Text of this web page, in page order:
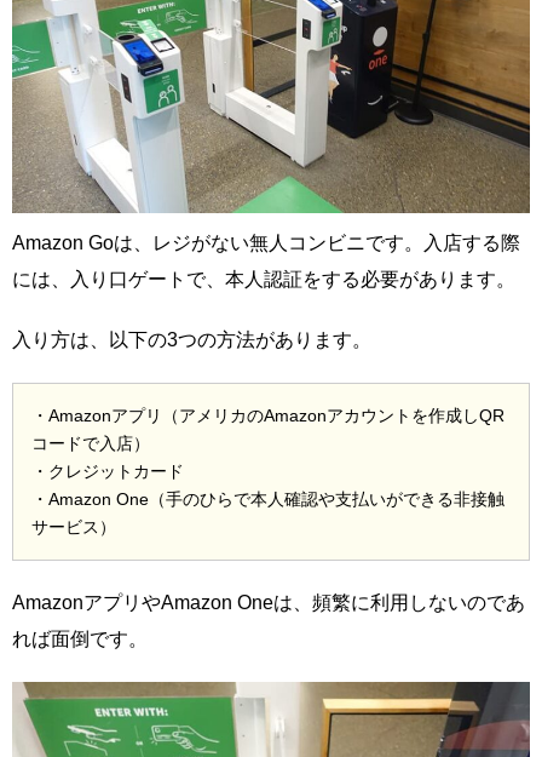
Amazon Goは、レジがない無人コンビニです。入店する際
には、入り口ゲートで、本人認証をする必要があります。
入り方は、以下の3つの方法があります。
・Amazonアプリ（アメリカのAmazonアカウントを作成しQR
コードで入店）
・クレジットカード
・Amazon One（手のひらで本人確認や支払いができる非接触
サービス）
AmazonアプリやAmazon Oneは、頻繁に利用しないのであ
れば面倒です。